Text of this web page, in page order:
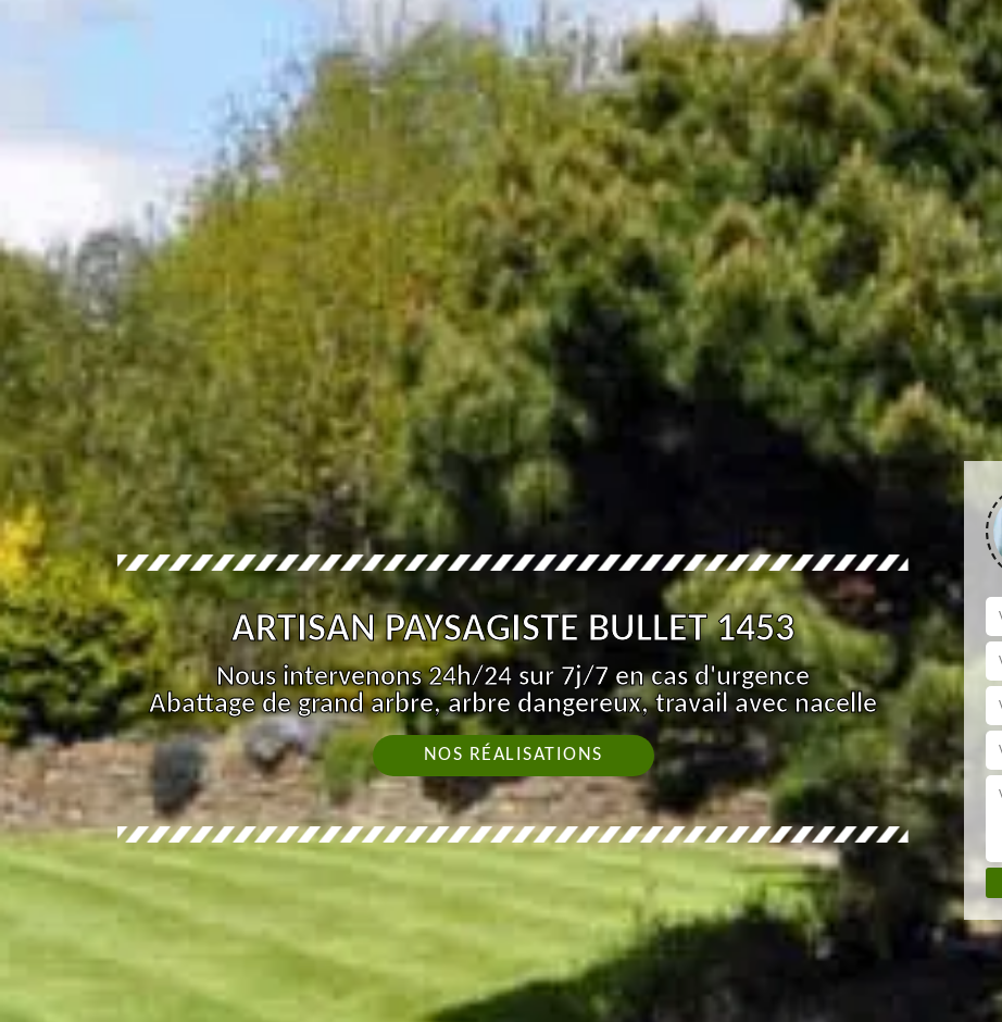
ARTISAN PAYSAGISTE BULLET 1453
Nous intervenons 24h/24 sur 7j/7 en cas d'urgence
Abattage de grand arbre, arbre dangereux, travail avec nacelle
NOS RÉALISATIONS